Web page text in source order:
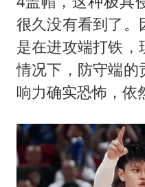
很久没有看到了
是在进攻端打铁，
情况下，防守端的
响力确实恐怖，依